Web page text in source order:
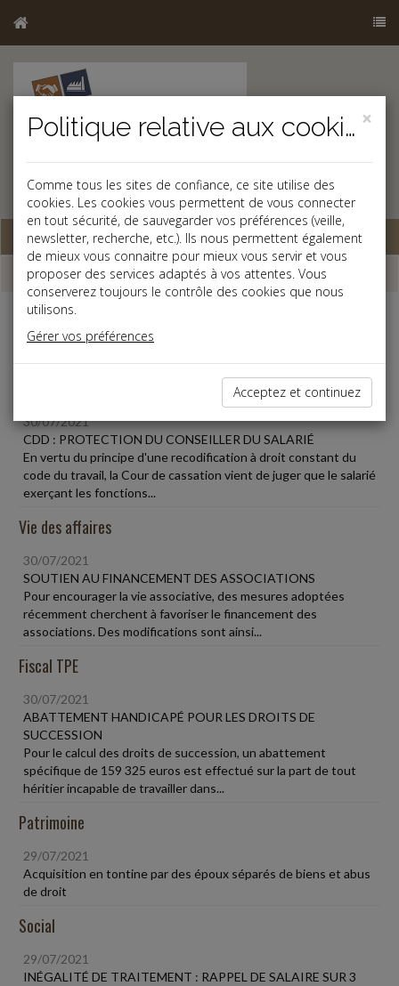
Base documentaire
Dépêches
Liste des dernières dépêches
30/07/2021
CDD : PROTECTION DU CONSEILLER DU SALARIÉ
En vertu du principe d'une recodification à droit constant du
code du travail, la Cour de cassation vient de juger que le salarié
exerçant les fonctions...
Vie des affaires
30/07/2021
SOUTIEN AU FINANCEMENT DES ASSOCIATIONS
Pour encourager la vie associative, des mesures adoptées
récemment cherchent à favoriser le financement des
associations. Des modifications sont ainsi...
Fiscal TPE
30/07/2021
ABATTEMENT HANDICAPÉ POUR LES DROITS DE
SUCCESSION
Pour le calcul des droits de succession, un abattement
spécifique de 159 325 euros est effectué sur la part de tout
héritier incapable de travailler dans...
Patrimoine
29/07/2021
Acquisition en tontine par des époux séparés de biens et abus
de droit
Social
29/07/2021
INÉGALITÉ DE TRAITEMENT : RAPPEL DE SALAIRE SUR 3
×
Politique relative aux cookies
Comme tous les sites de confiance, ce site utilise des
cookies. Les cookies vous permettent de vous connecter
en tout sécurité, de sauvegarder vos préférences (veille,
newsletter, recherche, etc.). Ils nous permettent également
de mieux vous connaitre pour mieux vous servir et vous
proposer des services adaptés à vos attentes. Vous
conserverez toujours le contrôle des cookies que nous
utilisons.
Gérer vos préférences
Acceptez et continuez